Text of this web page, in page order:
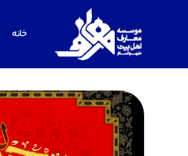
خانه